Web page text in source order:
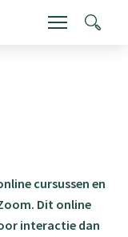
Menu
cursussen en
Dit online
interactie dan